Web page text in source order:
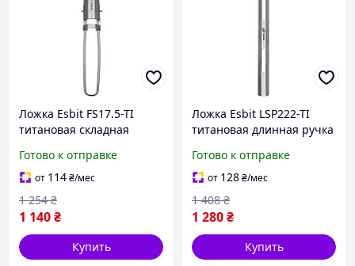
Ложка Esbit FS17.5-TI
титановая складная
пикников (1227-vart)
Готово к отправке
от 114₴/мес
1 140₴
1 254 ₴
Купить
Ложка Esbit LSP222-TI
титановая длинная ручка
18 г компактная (1227-
vart)
Готово к отправке
от 128₴/мес
1 280₴
1 408 ₴
Купить